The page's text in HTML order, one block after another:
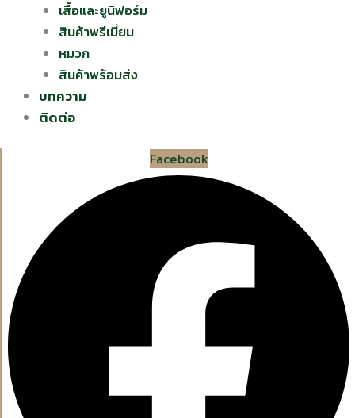
เสื้อและยูนิฟอร์ม
สินค้าพรีเมี่ยม
หมวก
สินค้าพร้อมส่ง
บทความ
ติดต่อ
Facebook